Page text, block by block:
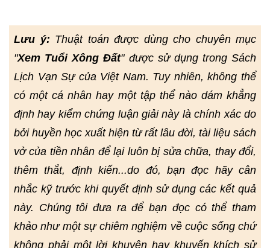
Lưu ý: Thuật toán được dùng cho chuyên mục
"Xem Tuổi Xông Đất" được sử dụng trong Sách
Lịch Vạn Sự của Việt Nam. Tuy nhiên, không thể
có một cá nhân hay một tập thể nào dám khẳng
định hay kiểm chứng luận giải này là chính xác do
bởi huyền học xuất hiện từ rất lâu đời, tài liệu sách
vở của tiền nhân để lại luôn bị sửa chữa, thay đổi,
thêm thắt, định kiến...do đó, bạn đọc hãy cân
nhắc kỹ trước khi quyết định sử dụng các kết quả
này. Chúng tôi đưa ra để bạn đọc có thể tham
khảo như một sự chiêm nghiệm về cuộc sống chứ
không phải một lời khuyên hay khuyến khích sử